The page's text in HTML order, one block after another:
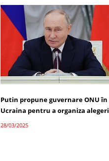
Putin propune guvernare ONU în
Ucraina pentru a organiza alegeri
28/03/2025